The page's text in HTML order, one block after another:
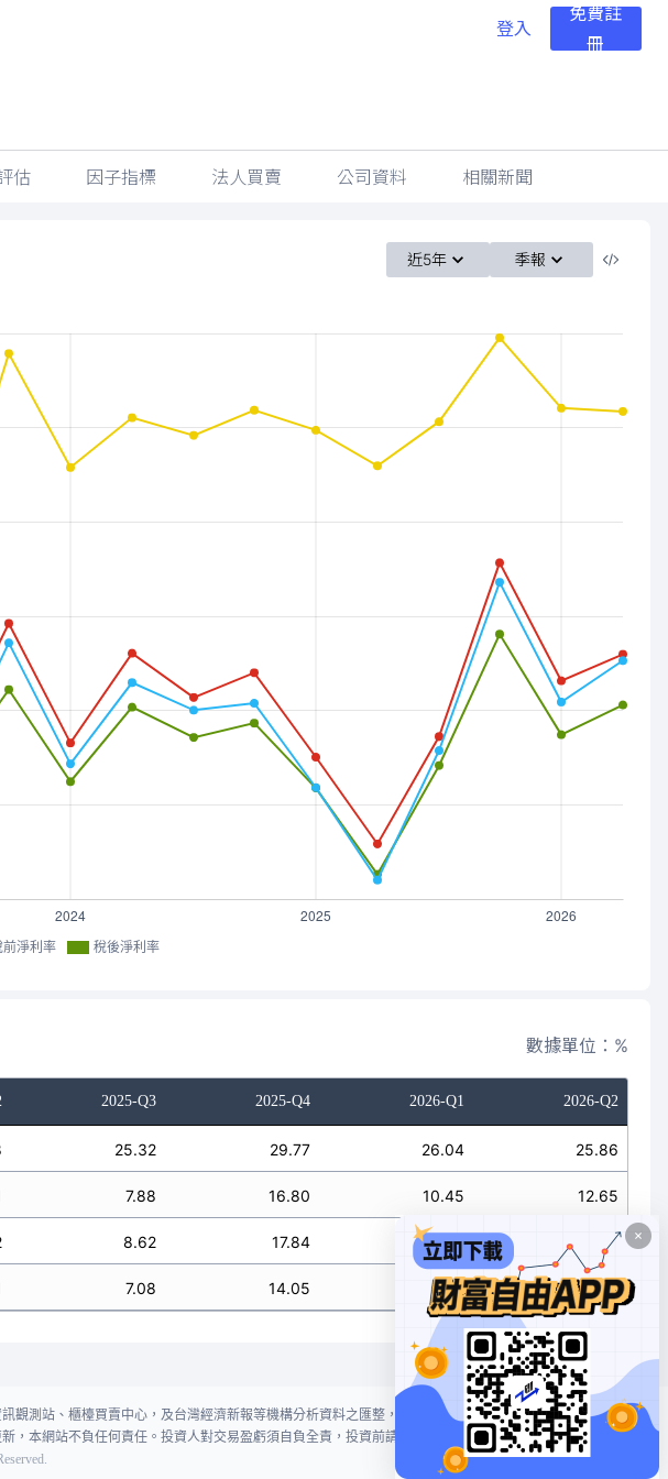
登入
免費註
冊
估 因子指標 法人買賣 公司資料 相關新聞
近5年 季報
前淨利率 稅後淨利率
數據單位：%
2025-Q3 2025-Q4 2026-Q1 2026-Q2
25.32 29.77 26.04 25.86
7.88 16.80 10.45 12.65
8.62 17.84 11.58 12.98
7.08 14.05 8.72 10.30
觀測站、櫃檯買賣中心，及台灣經濟新報等機構分析資料之匯整，本網站對投資人買賣不作任何建議或暗
，本網站不負任何責任。投資人對交易盈虧須自負全責，投資前請謹慎評估風險。